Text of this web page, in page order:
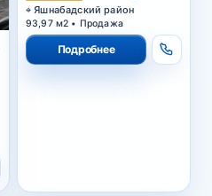
Яшнабадский район
93,97 м2 • Продажа
Подробнее